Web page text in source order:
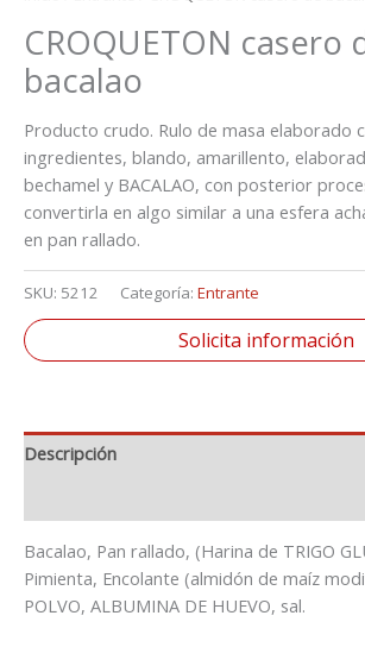
CROQUETON casero
bacalao
Producto crudo. Rulo de masa elaborado
ingredientes, blando, amarillento,
bechamel y BACALAO, con posterior
convertirla en algo similar a una esfera
en pan rallado.
SKU: 5212 Categoría: Entrante
Solicita información
Descripción
Bacalao, Pan rallado, (Harina de TRIGO
Pimienta, Encolante (almidón de maíz
POLVO, ALBUMINA DE HUEVO, sal.